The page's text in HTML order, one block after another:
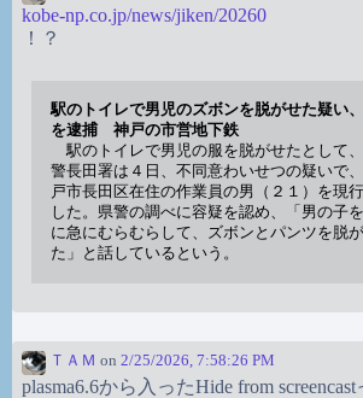
kobe-np.co.jp/news/jiken/20260
！？
駅のトイレで男児のズボンを脱がせた疑い
を逮捕 神戸の市営地下鉄
駅のトイレで男児の服を脱がせたとして
警長田署は４日、不同意わいせつの疑いで
戸市長田区在住の作業員の男（２１）を現
した。県警の調べに容疑を認め、「男の子
に急にむらむらして、ズボンとパンツを脱
た」と話しているという。
ＴＡＭ on 2/25/2026, 7:58:26 PM
plasma6.6から入ったHide from